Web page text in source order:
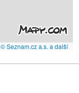
© Seznam.cz a.s. a další